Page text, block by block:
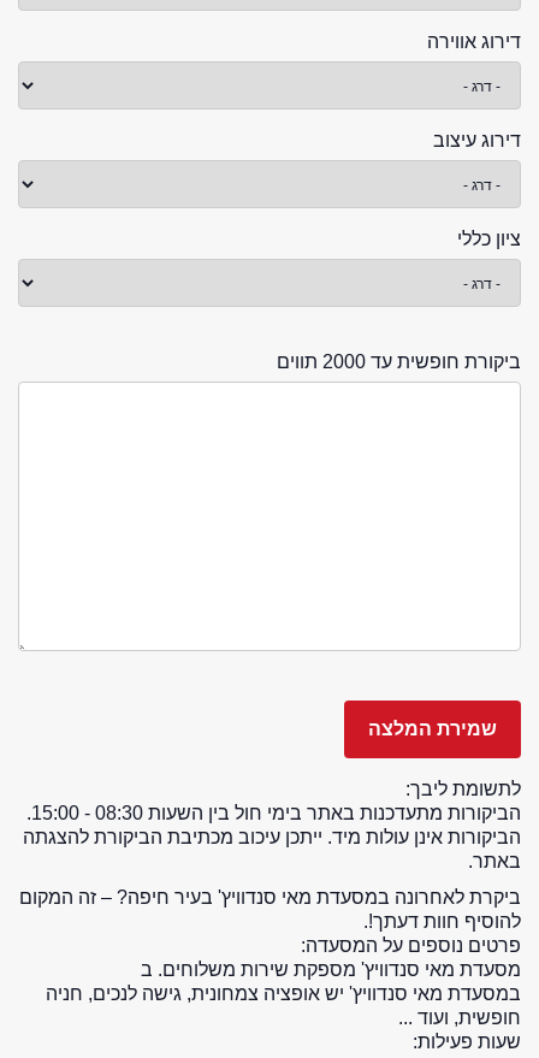
דירוג אווירה
דירוג עיצוב
ציון כללי
ביקורת חופשית עד 2000 תווים
לתשומת ליבך:
הביקורות מתעדכנות באתר בימי חול בין השעות 08:30 - 15:00.
הביקורות אינן עולות מיד. ייתכן עיכוב מכתיבת הביקורת להצגתה
באתר.
ביקרת לאחרונה במסעדת מאי סנדוויץ' בעיר חיפה? – זה המקום
להוסיף חוות דעתך!.
פרטים נוספים על המסעדה:
מסעדת מאי סנדוויץ' מספקת שירות משלוחים. ב
במסעדת מאי סנדוויץ' יש אופציה צמחונית, גישה לנכים, חניה
חופשית, ועוד ...
שעות פעילות: